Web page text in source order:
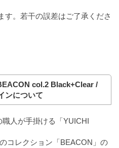
。若干の誤差はご了承くださ
col.2 Black+Clear /
ンについて
人が手掛ける「YUICHI
コレクション「BEACON」の